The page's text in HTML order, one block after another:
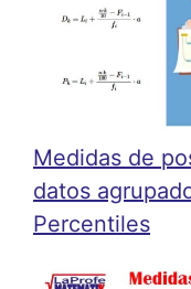
Medidas de
datos
Percentiles